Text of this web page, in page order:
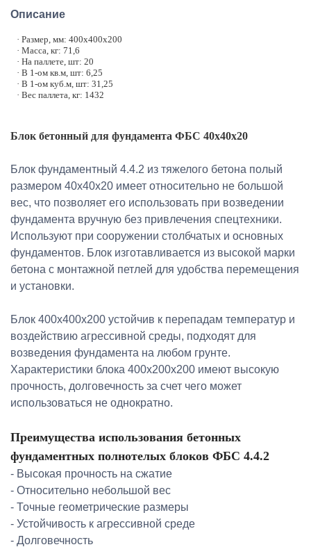
Описание
· Размер, мм: 400х400х200
· Масса, кг: 71,6
· На паллете, шт: 20
· В 1-ом кв.м, шт: 6,25
· В 1-ом куб.м, шт: 31,25
· Вес паллета, кг: 1432
Блок бетонный для фундамента ФБС 40х40х20
Блок фундаментный 4.4.2 из тяжелого бетона полый
размером 40х40х20 имеет относительно не большой
вес, что позволяет его использовать при возведении
фундамента вручную без привлечения спецтехники.
Используют при сооружении столбчатых и основных
фундаментов. Блок изготавливается из высокой марки
бетона с монтажной петлей для удобства перемещения
и установки.
Блок 400х400х200 устойчив к перепадам температур и
воздействию агрессивной среды, подходят для
возведения фундамента на любом грунте.
Характеристики блока 400х200х200 имеют высокую
прочность, долговечность за счет чего может
использоваться не однократно.
Преимущества использования бетонных
фундаментных полнотелых блоков ФБС 4.4.2
- Высокая прочность на сжатие
- Относительно небольшой вес
- Точные геометрические размеры
- Устойчивость к агрессивной среде
- Долговечность